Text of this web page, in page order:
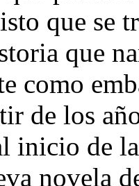
que se
que
como
de los
inicio de
novela